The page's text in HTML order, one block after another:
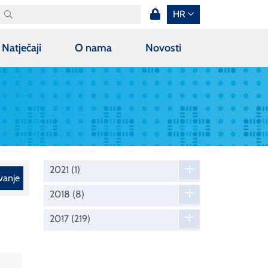
HR
Natječaji O nama Novosti
2021 (1)
2018 (8)
2017 (219)